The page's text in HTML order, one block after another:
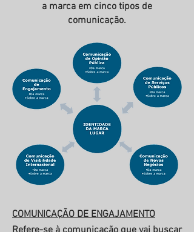
COMUNICAÇÃO DE ENGAJAMENTO
a marca em cinco tipos de
comunicação.